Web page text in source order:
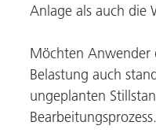
Anlage als auch die
Möchten Anwender
Belastung auch
ungeplanten
Bearbeitungsprozess.